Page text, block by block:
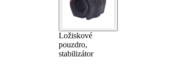
Ložiskové
pouzdro,
stabilizátor